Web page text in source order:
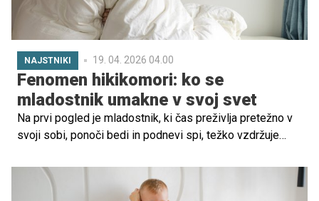
pomaga razumeti globlji pomen meja ter jih opolnomočiti
za bolj mirno, jasno in povezano vzgojo.
NAJSTNIKI 19. 04. 2026 04.00
Fenomen hikikomori: ko se
mladostnik umakne v svoj svet
Na prvi pogled je mladostnik, ki čas preživlja pretežno v
svoji sobi, ponoči bedi in podnevi spi, težko vzdržuje
pogovarja, lahko videti kot tipičen najstnik v
problematičnem oz. uporniškem obdobju. A v zadnjih